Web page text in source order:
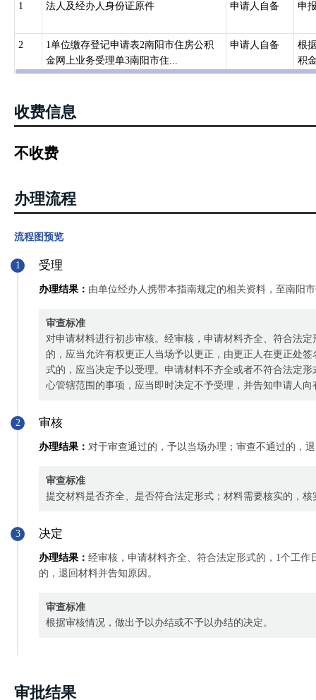
1 法人及经办人身份证原件 申请人自备 申
2
1单位缴存登记申请表2南阳市住房公积
金网上业务受理单3南阳市住...
申请人自备
根
积
收费信息
不收费
办理流程
流程图预览
1 受理
办理结果： 由单位经办人携带本指南规定的相关资料，至南阳
审查标准
对申请材料进行初步审核。经审核，申请材料齐全、符合法
的，应当允许有权更正人当场予以更正，由更正人在更正处
式的，应当决定予以受理。申请材料不齐全或者不符合法定
心管辖范围的事项，应当即时决定不予受理，并告知申请人
2 审核
办理结果： 对于审查通过的，予以当场办理；审查不通过的，
审查标准
提交材料是否齐全、是否符合法定形式；材料需要核实的，核
3 决定
办理结果： 经审核，申请材料齐全、符合法定形式的，1个工
的，退回材料并告知原因。
审查标准
根据审核情况，做出予以办结或不予以办结的决定。
审批结果